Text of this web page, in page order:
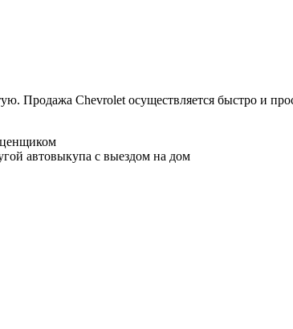
Продажа Chevrolet осуществляется быстро и
автовыкупа с выездом на дом